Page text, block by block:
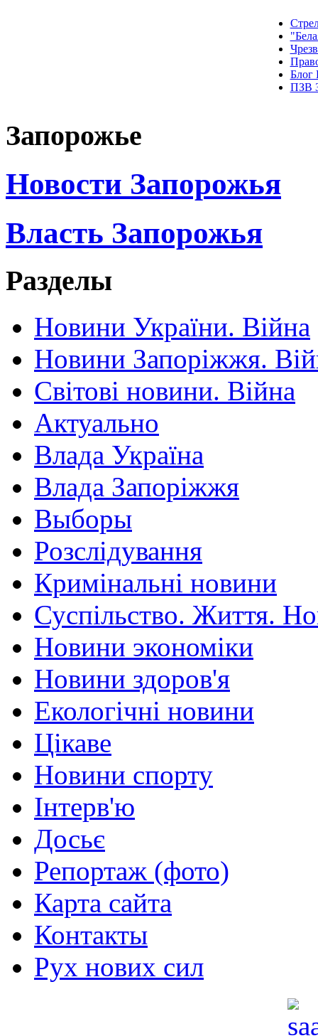
Блог
ПЗВ
Запорожье
Новости Запорожья
Власть Запорожья
Разделы
Новини України. Війна
Новини Запоріжжя.
Світові новини. Війна
Актуально
Влада Україна
Влада Запоріжжя
Выборы
Розслідування
Кримінальні новини
Суспільство. Життя.
Новини экономіки
Новини здоров'я
Екологічні новини
Цікаве
Новини спорту
Інтерв'ю
Досьє
Репортаж (фото)
Карта сайта
Контакты
Рух нових сил